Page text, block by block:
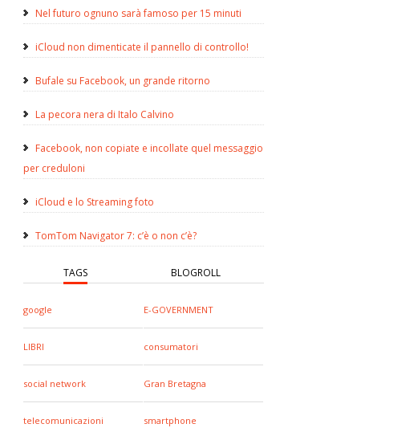
Nel futuro ognuno sarà famoso per 15 minuti
iCloud non dimenticate il pannello di controllo!
Bufale su Facebook, un grande ritorno
La pecora nera di Italo Calvino
Facebook, non copiate e incollate quel messaggio
per creduloni
iCloud e lo Streaming foto
TomTom Navigator 7: c’è o non c’è?
TAGS BLOGROLL
google E-GOVERNMENT
LIBRI consumatori
social network Gran Bretagna
telecomunicazioni smartphone